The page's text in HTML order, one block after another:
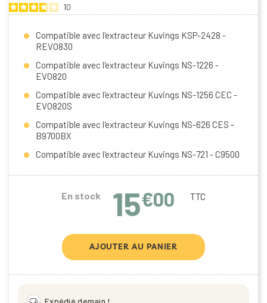
10
Compatible avec l'extracteur Kuvings KSP-2428 -
REVO830
Compatible avec l'extracteur Kuvings NS-1226 -
EVO820
Compatible avec l'extracteur Kuvings NS-1256 CEC -
EVO820S
Compatible avec l'extracteur Kuvings NS-626 CES -
B9700BX
Compatible avec l'extracteur Kuvings NS-721 - C9500
En stock 15€00 TTC
AJOUTER AU PANIER
Expédié demain !